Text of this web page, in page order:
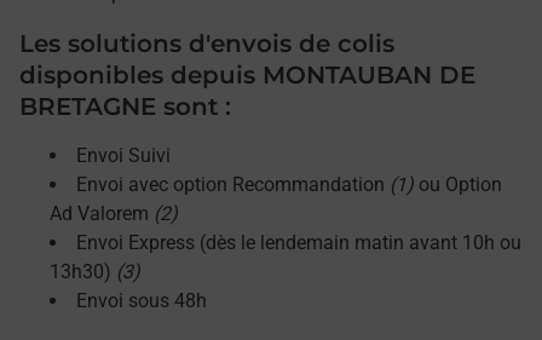
Les solutions d'envois de colis
disponibles depuis MONTAUBAN DE
BRETAGNE sont :
Envoi Suivi
Envoi avec option Recommandation (1) ou Option
Ad Valorem (2)
Envoi Express (dès le lendemain matin avant 10h ou
13h30) (3)
Envoi sous 48h